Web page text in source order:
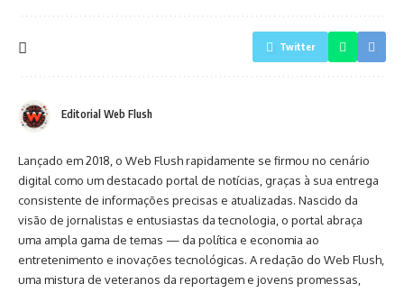
Twitter
Editorial Web Flush
Lançado em 2018, o Web Flush rapidamente se firmou no cenário
digital como um destacado portal de notícias, graças à sua entrega
consistente de informações precisas e atualizadas. Nascido da
visão de jornalistas e entusiastas da tecnologia, o portal abraça
uma ampla gama de temas — da política e economia ao
entretenimento e inovações tecnológicas. A redação do Web Flush,
uma mistura de veteranos da reportagem e jovens promessas,